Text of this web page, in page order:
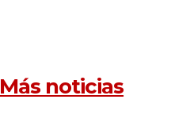
Más noticias